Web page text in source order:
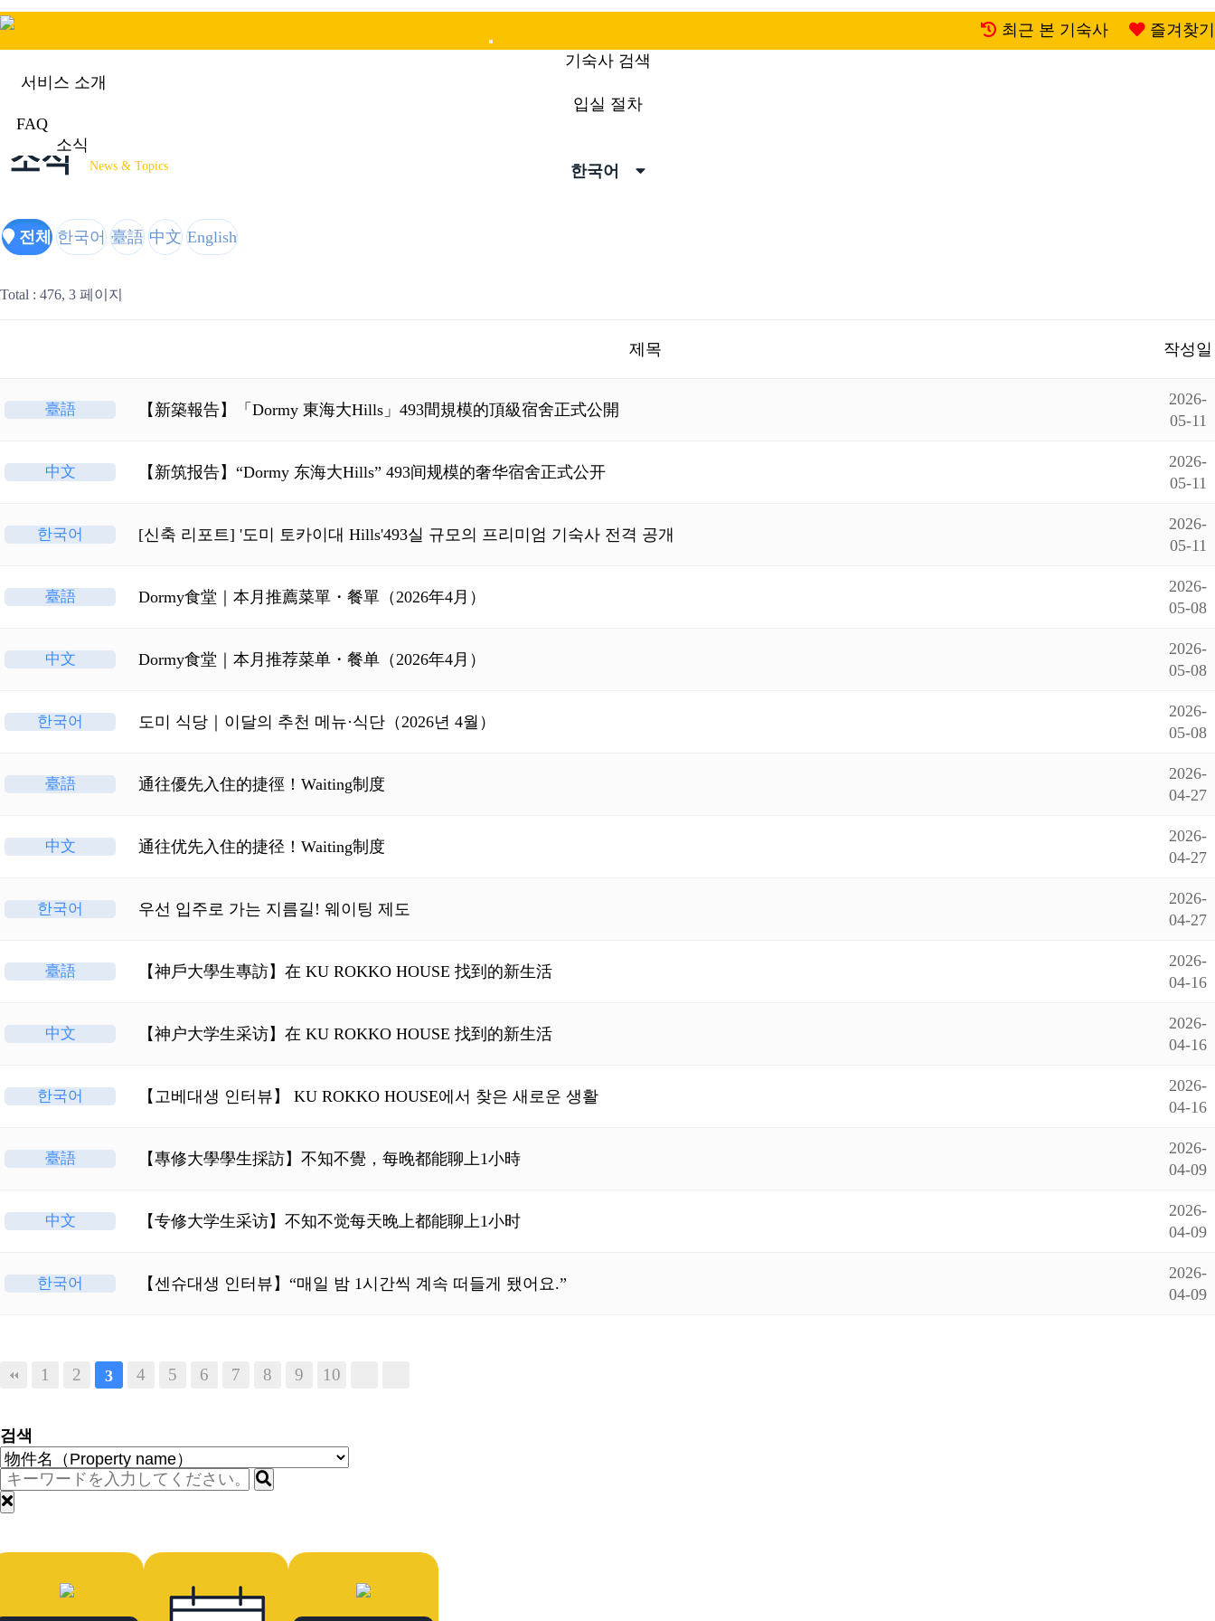
최근 본 기숙사
즐겨찾기
Mobile
기숙사 검색
서비스 소개
입실 절차
FAQ
소식
한국어
소식 News & Topics
전체 한국어 臺語 中文 English
Total : 476, 3 페이지
제목 작성일
臺語 【新築報告】「Dormy 東海大Hills」493間規模的頂級宿舍正式公開
2026-
05-11
中文 【新筑报告】“Dormy 东海大Hills” 493间规模的奢华宿舍正式公开
2026-
05-11
한국어 [신축 리포트] '도미 토카이대 Hills'493실 규모의 프리미엄 기숙사 전격 공개
2026-
05-11
臺語 Dormy食堂｜本月推薦菜單・餐單（2026年4月）
2026-
05-08
中文 Dormy食堂｜本月推荐菜单・餐单（2026年4月）
2026-
05-08
한국어 도미 식당｜이달의 추천 메뉴·식단（2026년 4월）
2026-
05-08
臺語 通往優先入住的捷徑！Waiting制度
2026-
04-27
中文 通往优先入住的捷径！Waiting制度
2026-
04-27
한국어 우선 입주로 가는 지름길! 웨이팅 제도
2026-
04-27
臺語 【神戶大學生專訪】在 KU ROKKO HOUSE 找到的新生活
2026-
04-16
中文 【神户大学生采访】在 KU ROKKO HOUSE 找到的新生活
2026-
04-16
한국어 【고베대생 인터뷰】 KU ROKKO HOUSE에서 찾은 새로운 생활
2026-
04-16
臺語 【專修大學學生採訪】不知不覺，每晚都能聊上1小時
2026-
04-09
中文 【专修大学生采访】不知不觉每天晚上都能聊上1小时
2026-
04-09
한국어 【센슈대생 인터뷰】“매일 밤 1시간씩 계속 떠들게 됐어요.”
2026-
04-09
1 2 3 4 5 6 7 8 9 10
검색